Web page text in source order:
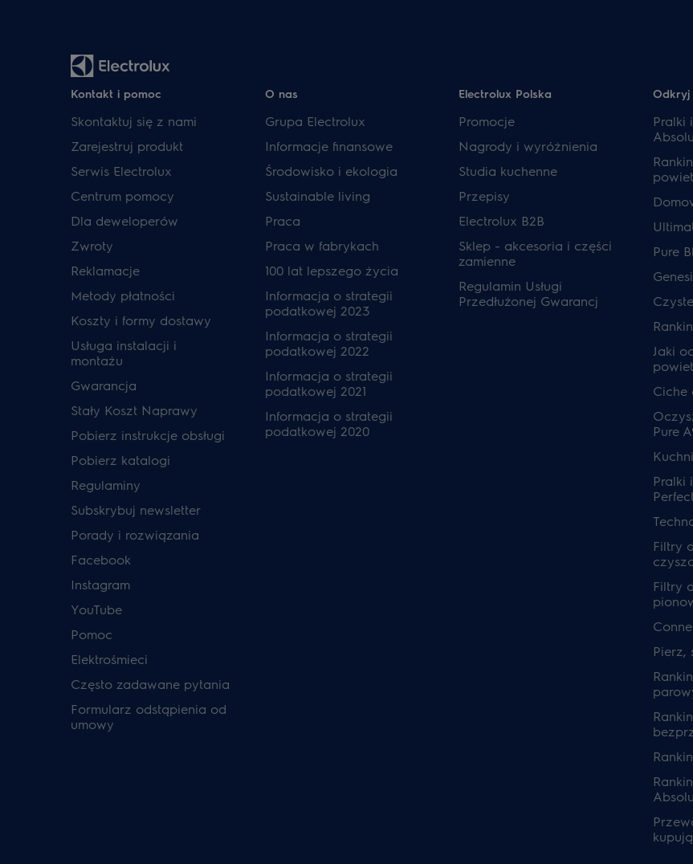
Kontakt i pomoc
Skontaktuj się z nami
Zarejestruj produkt
Serwis Electrolux
Centrum pomocy
Dla deweloperów
Zwroty
Reklamacje
Metody płatności
Koszty i formy dostawy
Usługa instalacji i
montażu
Gwarancja
Stały Koszt Naprawy
Pobierz instrukcje obsługi
Pobierz katalogi
Regulaminy
Subskrybuj newsletter
Porady i rozwiązania
Facebook
Instagram
YouTube
Pomoc
Elektrośmieci
Często zadawane pytania
Formularz odstąpienia od
umowy
O nas
Grupa Electrolux
Informacje finansowe
Środowisko i ekologia
Sustainable living
Praca
Praca w fabrykach
100 lat lepszego życia
Informacja o strategii
podatkowej 2023
Informacja o strategii
podatkowej 2022
Informacja o strategii
podatkowej 2021
Informacja o strategii
podatkowej 2020
Electrolux Polska
Promocje
Nagrody i wyróżnienia
Studia kuchenne
Przepisy
Electrolux B2B
Sklep - akcesoria i części
zamienne
Regulamin Usługi
Przedłużonej Gwarancj
Odkryj
Pralki
Pure
Genesi
Jaki
Ciche
Pure
Pralki
Filtry
Filtry
Pierz,